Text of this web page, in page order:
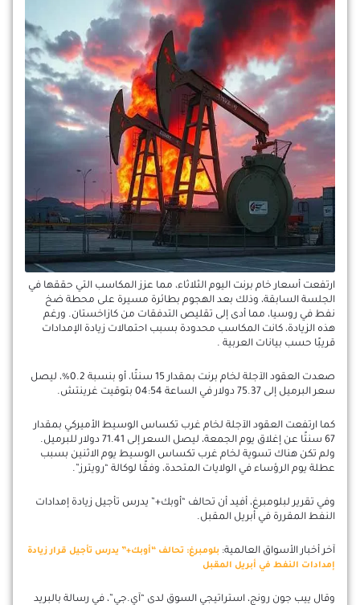
ارتفعت أسعار خام برنت اليوم الثلاثاء، مما عزز المكاسب التي حققها في
الجلسة السابقة، وذلك بعد الهجوم بطائرة مسيرة على محطة ضخ
نفط في روسيا، مما أدى إلى تقليص التدفقات من كازاخستان. ورغم
هذه الزيادة، كانت المكاسب محدودة بسبب احتمالات زيادة الإمدادات
قريبًا حسب بيانات العربية .
صعدت العقود الآجلة لخام برنت بمقدار 15 سنتًا، أو بنسبة 0.2%، ليصل
سعر البرميل إلى 75.37 دولار في الساعة 04:54 بتوقيت غرينتش.
كما ارتفعت العقود الآجلة لخام غرب تكساس الوسيط الأميركي بمقدار
67 سنتًا عن إغلاق يوم الجمعة، ليصل السعر إلى 71.41 دولار للبرميل.
ولم تكن هناك تسوية لخام غرب تكساس الوسيط يوم الاثنين بسبب
عطلة يوم الرؤساء في الولايات المتحدة، وفقًا لوكالة “رويترز”.
وفي تقرير لبلومبرغ، أفيد أن تحالف “أوبك+” يدرس تأجيل زيادة إمدادات
النفط المقررة في أبريل المقبل.
آخر أخبار الأسواق العالمية: بلومبرغ: تحالف “أوبك+” يدرس تأجيل قرار زيادة
إمدادات النفط في أبريل المقبل
وقال ييب جون رونج، استراتيجي السوق لدى “آي.جي”، في رسالة بالبريد